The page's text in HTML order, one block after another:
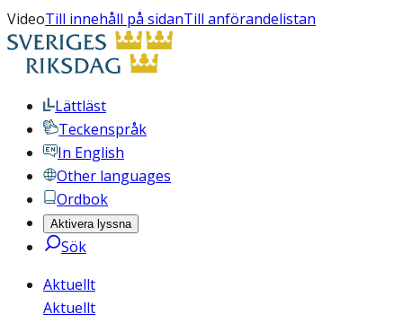
VideoTill innehåll på sidanTill anförandelistan
Lättläst
Teckenspråk
In English
Other languages
Ordbok
Aktivera lyssna
Sök
Aktuellt
Aktuellt